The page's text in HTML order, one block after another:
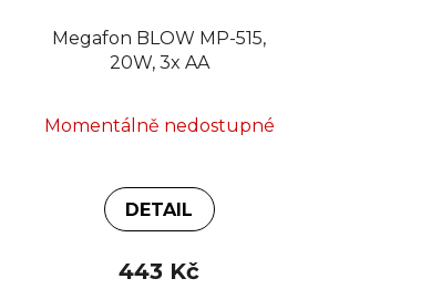
Megafon BLOW MP-515,
20W, 3x AA
Momentálně nedostupné
DETAIL
443 Kč